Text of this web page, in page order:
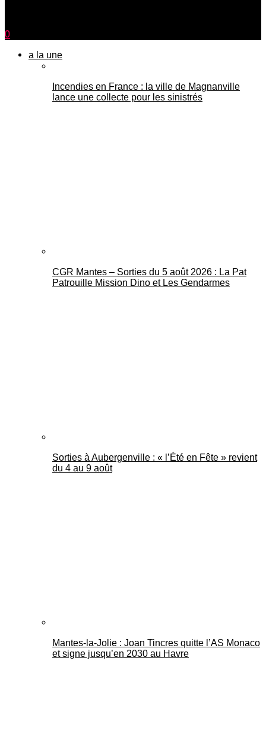
0
a la une
Incendies en France : la ville de Magnanville
lance une collecte pour les sinistrés
CGR Mantes – Sorties du 5 août 2026 : La Pat
Patrouille Mission Dino et Les Gendarmes
Sorties à Aubergenville : « l’Été en Fête » revient
du 4 au 9 août
Mantes-la-Jolie : Joan Tincres quitte l’AS Monaco
et signe jusqu’en 2030 au Havre